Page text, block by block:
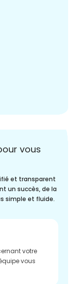
vous
et transparent
un succès, de la
simple et fluide.
votre
vous